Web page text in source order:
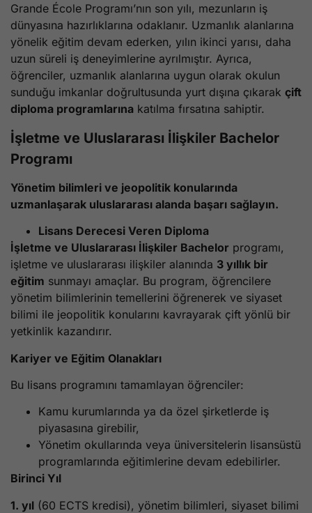
Grande École Programı’nın son yılı, mezunların iş
dünyasına hazırlıklarına odaklanır. Uzmanlık alanlarına
yönelik eğitim devam ederken, yılın ikinci yarısı, daha
uzun süreli iş deneyimlerine ayrılmıştır. Ayrıca,
öğrenciler, uzmanlık alanlarına uygun olarak okulun
sunduğu imkanlar doğrultusunda yurt dışına çıkarak çift
diploma programlarına katılma fırsatına sahiptir.
İşletme ve Uluslararası İlişkiler Bachelor
Programı
Yönetim bilimleri ve jeopolitik konularında
uzmanlaşarak uluslararası alanda başarı sağlayın.
Lisans Derecesi Veren Diploma
İşletme ve Uluslararası İlişkiler Bachelor programı,
işletme ve uluslararası ilişkiler alanında 3 yıllık bir
eğitim sunmayı amaçlar. Bu program, öğrencilere
yönetim bilimlerinin temellerini öğrenerek ve siyaset
bilimi ile jeopolitik konularını kavrayarak çift yönlü bir
yetkinlik kazandırır.
Kariyer ve Eğitim Olanakları
Bu lisans programını tamamlayan öğrenciler:
Kamu kurumlarında ya da özel şirketlerde iş
piyasasına girebilir,
Yönetim okullarında veya üniversitelerin lisansüstü
programlarında eğitimlerine devam edebilirler.
Birinci Yıl
1. yıl (60 ECTS kredisi), yönetim bilimleri, siyaset bilimi